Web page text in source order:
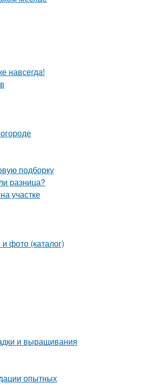
навсегда!
подборку
разница?
участке
фото (каталог)
и выращивания
опытных